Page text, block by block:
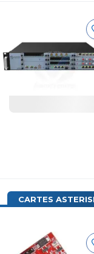
CARTES